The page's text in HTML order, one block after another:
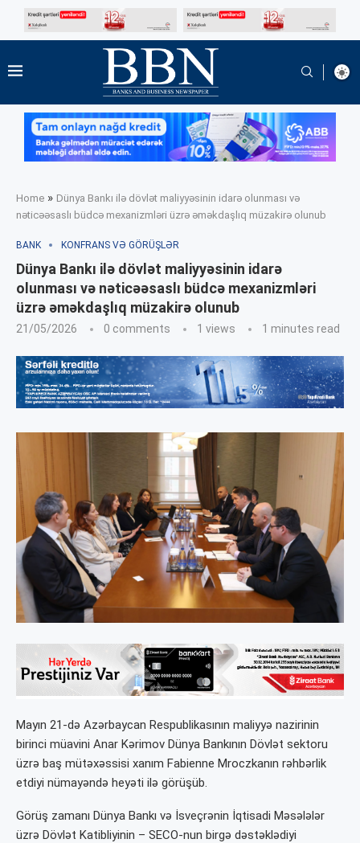
Home » Dünya Bankı ilə dövlət maliyyəsinin idarə olunması və
nəticəəsaslı büdcə mexanizmləri üzrə əməkdaşlıq müzakirə olunub
BANK KONFRANS VƏ GÖRÜŞLƏR
Dünya Bankı ilə dövlət maliyyəsinin idarə
olunması və nəticəəsaslı büdcə mexanizmləri
üzrə əməkdaşlıq müzakirə olunub
21/05/2026 0 comments 1 views 1 minutes read
Mayın 21-də Azərbaycan Respublikasının maliyyə nazirinin
birinci müavini Anar Kərimov Dünya Bankının Dövlət sektoru
üzrə baş mütəxəssisi xanım Fabienne Mroczkanın rəhbərlik
etdiyi nümayəndə heyəti ilə görüşüb.
Görüş zamanı Dünya Bankı və İsveçrənin İqtisadi Məsələlər
üzrə Dövlət Katibliyinin – SECO-nun birgə dəstəklədiyi